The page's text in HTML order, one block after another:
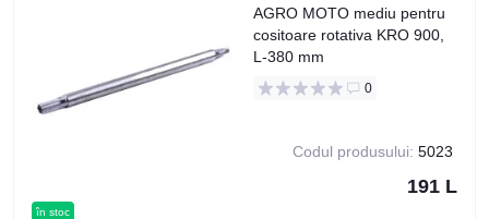
în stoc
AGRO MOTO mediu pentru
cositoare rotativa KRO 900,
L-380 mm
0
Codul produsului: 5023
191 L